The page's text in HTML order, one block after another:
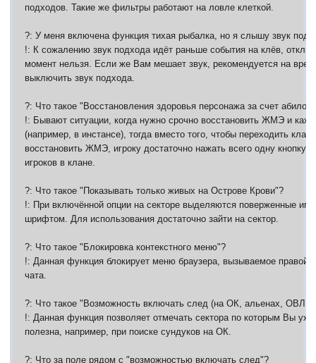
подходов. Такие же фильтры работают на ловле клеткой.
?: У меня включена функция тихая рыбалка, но я слышу звук
!: К сожалению звук подхода идёт раньше события на клёв,
момент нельзя. Если же Вам мешает звук, рекомендуется на
выключить звук подхода.
?: Что такое "Восстановления здоровья персонажа за счет
!: Бывают ситуации, когда нужно срочно восстановить ЖМЭ и
(например, в инстансе), тогда вместо того, чтобы переходить
восстановить ЖМЭ, игроку достаточно нажать всего одну кнопку.
игроков в клане.
?: Что такое "Показывать только живых на Острове Крови"?
!: При включённой опции на секторе выделяются поверженные
шрифтом. Для использования достаточно зайти на сектор.
?: Что такое "Блокировка контекстного меню"?
!: Данная функция блокирует меню браузера, вызываемое правой
чата.
?: Что такое "Возможность включать след (на ОК, альенах,
!: Данная функция позволяет отмечать сектора по которым Вы
полезна, например, при поиске сундуков на ОК.
?: Что за поле рядом с "возможностью включать след"?